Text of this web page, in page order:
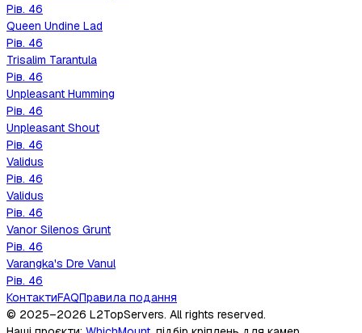
Рів. 46
Queen Undine Lad
Рів. 46
Trisalim Tarantula
Рів. 46
Unpleasant Humming
Рів. 46
Unpleasant Shout
Рів. 46
Validus
Рів. 46
Validus
Рів. 46
Vanor Silenos Grunt
Рів. 46
Varangka's Dre Vanul
Рів. 46
КонтактиFAQПравила подання
© 2025–2026 L2TopServers. All rights reserved.